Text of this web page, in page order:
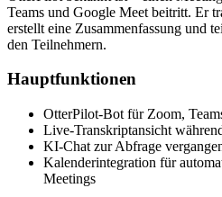
Teams und Google Meet beitritt. Er
erstellt eine Zusammenfassung und
den Teilnehmern.
Hauptfunktionen
OtterPilot-Bot für Zoom,
Live-Transkriptansicht
KI-Chat zur Abfrage
Kalenderintegration für
Meetings